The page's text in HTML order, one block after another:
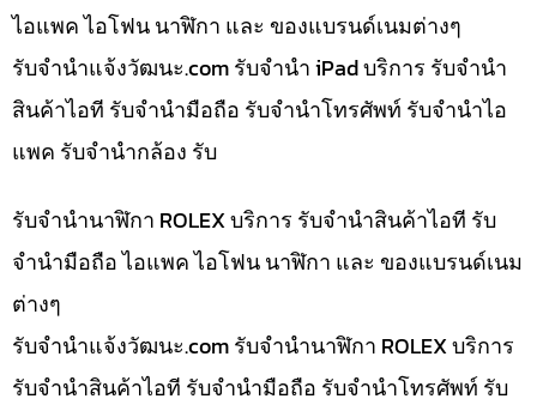
ไอแพค ไอโฟน นาฬิกา และ ของแบรนด์เนมต่างๆ
รับจํานําแจ้งวัฒนะ.com รับจำนำ iPad บริการ รับจำนำ
สินค้าไอที รับจำนำมือถือ รับจำนำโทรศัพท์ รับจำนำไอ
แพค รับจำนำกล้อง รับ
รับจำนำนาฬิกา ROLEX บริการ รับจำนำสินค้าไอที รับ
จำนำมือถือ ไอแพค ไอโฟน นาฬิกา และ ของแบรนด์เนม
ต่างๆ
รับจํานําแจ้งวัฒนะ.com รับจำนำนาฬิกา ROLEX บริการ
รับจำนำสินค้าไอที รับจำนำมือถือ รับจำนำโทรศัพท์ รับ